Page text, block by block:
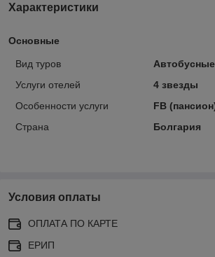
Характеристики
Основные
Вид туров
Услуги отелей
4 звезды
Особенности услуги
FB
Страна
Болгария
Условия оплаты
ОПЛАТА ПО КАРТЕ
ЕРИП